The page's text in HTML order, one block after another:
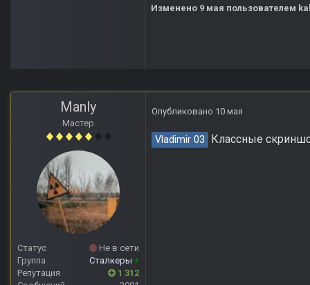
Изменено 9 мая пользователем
Manly
Мастер
Статус
Не в сети
Группа
Сталкеры +
Репутация
1 312
Опубликовано 10 мая
Vladimir 03 Классные